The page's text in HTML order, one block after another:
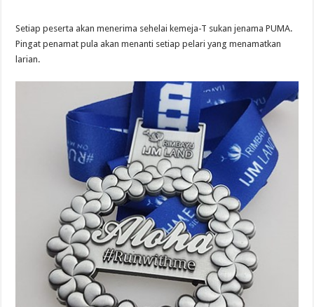
Setiap peserta akan menerima sehelai kemeja-T sukan jenama PUMA.
Pingat penamat pula akan menanti setiap pelari yang menamatkan
larian.